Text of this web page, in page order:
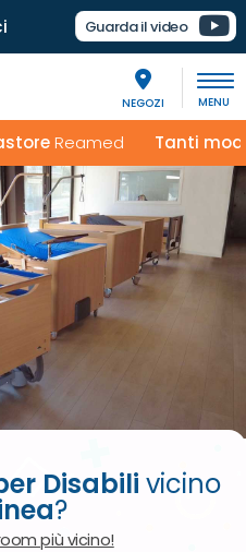
Guarda il video
NEGOZI
ReamedTanti modelli
Disabili vicino
?
più vicino!